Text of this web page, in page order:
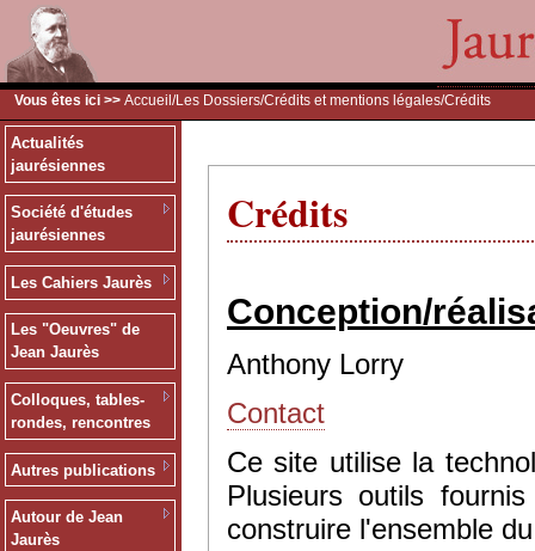
Vous êtes ici >> Accueil /Les Dossiers/Crédits et mentions légales/Crédits
Actualités
jaurésiennes
Société d'études
jaurésiennes
Les Cahiers Jaurès
Les "Oeuvres" de
Jean Jaurès
Colloques, tables-
rondes, rencontres
Autres publications
Autour de Jean
Jaurès
Crédits
Conception/
Anthony Lorry
Contact
Ce site utilise la
Plusieurs outils
construire l'ensemble